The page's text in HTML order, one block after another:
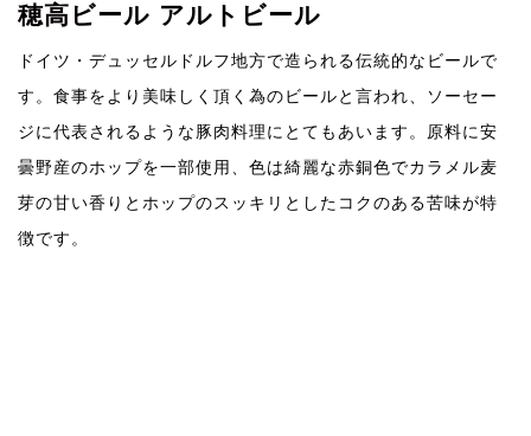
穂高ビール アルトビール
ドイツ・デュッセルドルフ地方で造られる伝統的なビールで
す。食事をより美味しく頂く為のビールと言われ、ソーセー
ジに代表されるような豚肉料理にとてもあいます。原料に安
曇野産のホップを一部使用、色は綺麗な赤銅色でカラメル麦
芽の甘い香りとホップのスッキリとしたコクのある苦味が特
徴です。